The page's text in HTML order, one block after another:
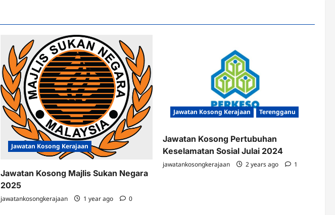
Jawatan Kosong Kerajaan
Jawatan Kosong Majlis Sukan Negara
2025
jawatankosongkerajaan 1 year ago 0
Jawatan Kosong Kerajaan Terengganu
Jawatan Kosong Pertubuhan
Keselamatan Sosial Julai 2024
jawatankosongkerajaan 2 years ago 1